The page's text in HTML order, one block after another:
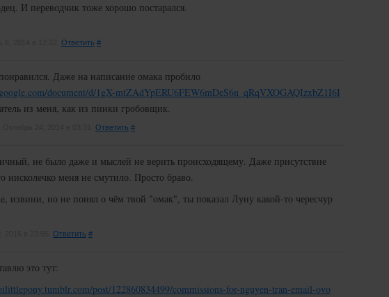
И переводчик тоже хорошо постарался.
Ответить #
Даже на написание омака пробило
document/d/1gX-mtZAdYpERU6FEW6mDeS6n_qRqVXOGAQIzxbZ1I6I
из меня, как из пинки гробовщик.
Ответить #
не было даже и мыслей не верить происходящему. Даже присутствие
нисколечко меня не смутило. Просто браво.
извини, но не понял о чём твой "омак", ты показал Луну какой-то чересчур
Ответить #
это тут:
post/122860834499/commissions-for-nguyen-tran-email-ovo